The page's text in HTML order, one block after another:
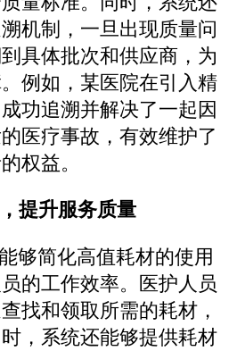
机制，一旦出现质量问
具体批次和供应商，为
例如，某医院在引入精
功追溯并解决了一起因
医疗事故，有效维护了
权益。
提升服务质量
够简化高值耗材的使用
的工作效率。医护人员
找和领取所需的耗材，
，系统还能够提供耗材